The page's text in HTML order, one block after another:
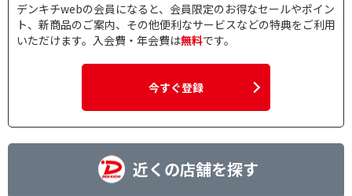
デンキチwebの会員になると、会員限定のお得なセールやポイン
ト、新商品のご案内、その他便利なサービスなどの特典をご利用
いただけます。入会費・年会費は無料です。
今すぐ登録
近くの店舗を探す